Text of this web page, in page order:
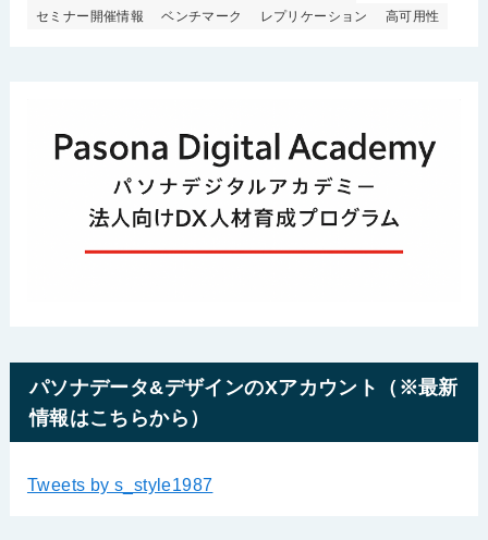
セミナー開催情報
ベンチマーク レプリケーション 高可用性
パソナデータ&デザインのXアカウント（※最新
情報はこちらから）
Tweets by s_style1987